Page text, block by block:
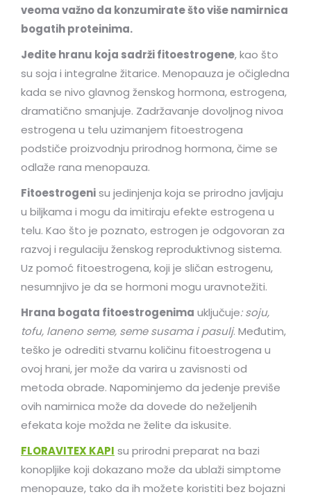
veoma važno da konzumirate što više namirnica
bogatih proteinima.
Jedite hranu koja sadrži fitoestrogene, kao što
su soja i integralne žitarice. Menopauza je očigledna
kada se nivo glavnog ženskog hormona, estrogena,
dramatično smanjuje. Zadržavanje dovoljnog nivoa
estrogena u telu uzimanjem fitoestrogena
podstiče proizvodnju prirodnog hormona, čime se
odlaže rana menopauza.
Fitoestrogenisu jedinjenja koja se prirodno javljaju
u biljkama i mogu da imitiraju efekte estrogena u
telu. Kao što je poznato, estrogen je odgovoran za
razvoj i regulaciju ženskog reproduktivnog sistema.
Uz pomoć fitoestrogena, koji je sličan estrogenu,
nesumnjivo je da se hormoni mogu uravnotežiti.
Hrana bogata fitoestrogenima uključuje: soju,
tofu, laneno seme, seme susama i pasulj. Međutim,
teško je odrediti stvarnu količinu fitoestrogena u
ovoj hrani, jer može da varira u zavisnosti od
metoda obrade. Napominjemo da jedenje previše
ovih namirnica može da dovede do neželjenih
efekata koje možda ne želite da iskusite.
FLORAVITEX KAPI su prirodni preparat na bazi
konopljike koji dokazano može da ublaži simptome
menopauze, tako da ih možete koristiti bez bojazni